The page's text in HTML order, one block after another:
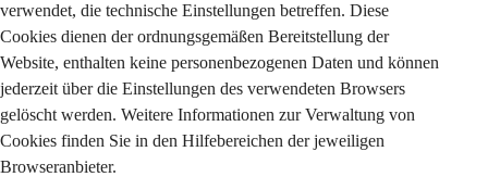
verwendet, die technische Einstellungen betreffen. Diese
Cookies dienen der ordnungsgemäßen Bereitstellung der
Website, enthalten keine personenbezogenen Daten und können
jederzeit über die Einstellungen des verwendeten Browsers
gelöscht werden. Weitere Informationen zur Verwaltung von
Cookies finden Sie in den Hilfebereichen der jeweiligen
Browseranbieter.